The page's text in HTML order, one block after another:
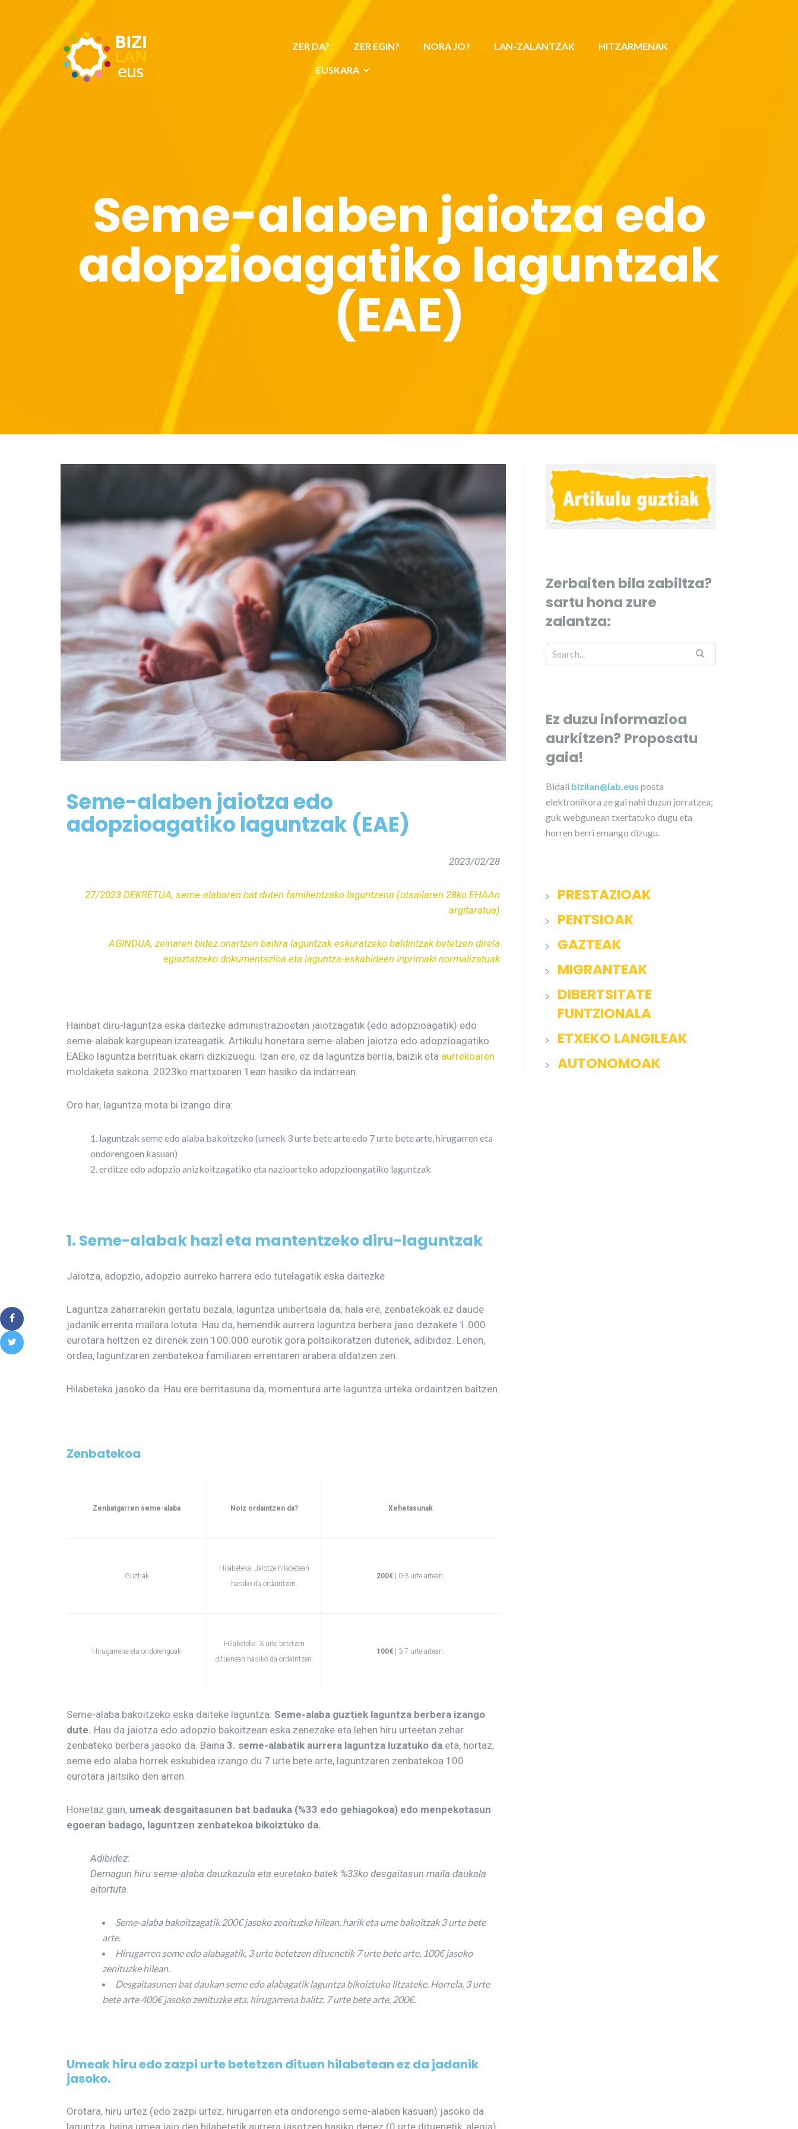
ZER DA? ZER EGIN? NORA JO? LAN-ZALANTZAK HITZARMENAK
EUSKARA
Seme-alaben jaiotza edo
adopzioagatiko laguntzak
(EAE)
Seme-alaben jaiotza edo
adopzioagatiko laguntzak (EAE)
2023/02/28
27/2023 DEKRETUA, seme-alabaren bat duten familientzako laguntzena (otsailaren 28ko EHAAn
argitaratua)
AGINDUA, zeinaren bidez onartzen baitira laguntzak eskuratzeko baldintzak betetzen direla
egiaztatzeko dokumentazioa eta laguntza-eskabideen inprimaki normalizatuak
Hainbat diru-laguntza eska daitezke administrazioetan jaiotzagatik (edo adopzioagatik) edo
seme-alabak kargupean izateagatik. Artikulu honetara seme-alaben jaiotza edo adopzioagatiko
EAEko laguntza berrituak ekarri dizkizuegu. Izan ere, ez da laguntza berria, baizik eta aurrekoaren
moldaketa sakona. 2023ko martxoaren 1ean hasiko da indarrean.
Oro har, laguntza mota bi izango dira:
laguntzak seme edo alaba bakoitzeko (umeek 3 urte bete arte edo 7 urte bete arte, hirugarren eta
ondorengoen kasuan)
erditze edo adopzio anizkoitzagatiko eta nazioarteko adopzioengatiko laguntzak
1. Seme-alabak hazi eta mantentzeko diru-laguntzak
Jaiotza, adopzio, adopzio aurreko harrera edo tutelagatik eska daitezke
Laguntza zaharrarekin gertatu bezala, laguntza unibertsala da; hala ere, zenbatekoak ez daude
jadanik errenta mailara lotuta. Hau da, hemendik aurrera laguntza berbera jaso dezakete 1.000
eurotara heltzen ez direnek zein 100.000 eurotik gora poltsikoratzen dutenek, adibidez. Lehen,
ordea, laguntzaren zenbatekoa familiaren errentaren arabera aldatzen zen.
Hilabeteka jasoko da. Hau ere berritasuna da, momentura arte laguntza urteka ordaintzen baitzen.
Zenbatekoa
Zenbatgarren seme-alaba Noiz ordaintzen da? Xehetasunak
Guztiak
Hilabeteka. Jaiotze hilabetean
hasiko da ordaintzen.
200€ | 0-3 urte artean.
Hirugarrena eta ondorengoak
Hilabeteka. 3 urte betetzen
dituenean hasiko da ordaintzen.
100€ | 3-7 urte artean.
Seme-alaba bakoitzeko eska daiteke laguntza. Seme-alaba guztiek laguntza berbera izango
dute. Hau da jaiotza edo adopzio bakoitzean eska zenezake eta lehen hiru urteetan zehar
zenbateko berbera jasoko da. Baina 3. seme-alabatik aurrera laguntza luzatuko da eta, hortaz,
seme edo alaba horrek eskubidea izango du 7 urte bete arte, laguntzaren zenbatekoa 100
eurotara jaitsiko den arren.
Honetaz gain, umeak desgaitasunen bat badauka (%33 edo gehiagokoa) edo menpekotasun
egoeran badago, laguntzen zenbatekoa bikoiztuko da.
Adibidez:
Demagun hiru seme-alaba dauzkazula eta euretako batek %33ko desgaitasun maila daukala
aitortuta.
Seme-alaba bakoitzagatik 200€ jasoko zenituzke hilean, harik eta ume bakoitzak 3 urte bete
arte.
Hirugarren seme edo alabagatik, 3 urte betetzen dituenetik 7 urte bete arte, 100€ jasoko
zenituzke hilean.
Desgaitasunen bat daukan seme edo alabagatik laguntza bikoiztuko litzateke. Horrela, 3 urte
bete arte 400€ jasoko zenituzke eta, hirugarrena balitz, 7 urte bete arte, 200€.
Umeak hiru edo zazpi urte betetzen dituen hilabetean ez da jadanik
jasoko.
Orotara, hiru urtez (edo zazpi urtez, hirugarren eta ondorengo seme-alaben kasuan) jasoko da
laguntza, baina umea jaio den hilabetetik aurrera jasotzen hasiko denez (0 urte dituenetik, alegia),
Zerbaiten bila zabiltza?
sartu hona zure
zalantza:
Ez duzu informazioa
aurkitzen? Proposatu
gaia!
Bidali bizilan@lab.eus posta
elektronikora ze gai nahi duzun jorratzea;
guk webgunean txertatuko dugu eta
horren berri emango dizugu.
PRESTAZIOAK
PENTSIOAK
GAZTEAK
MIGRANTEAK
DIBERTSITATE
FUNTZIONALA
ETXEKO LANGILEAK
AUTONOMOAK